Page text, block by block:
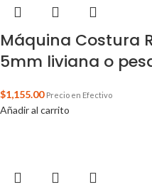
Máquina Costura
5mm liviana o
$1,155.00 Precio en Efectivo
Añadir al carrito